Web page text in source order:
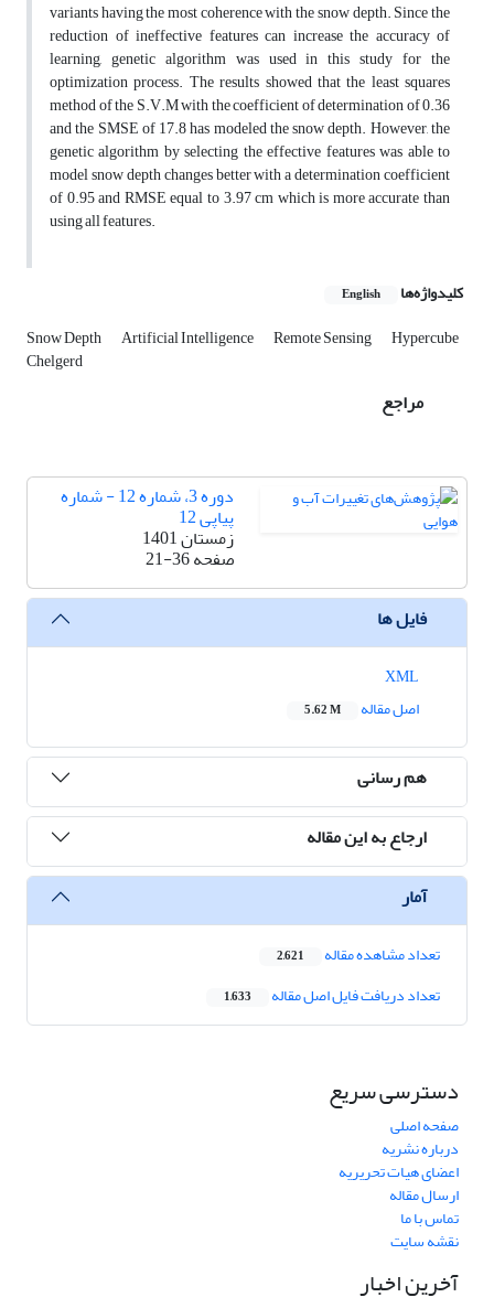
variants having the most coherence with the snow depth. Since the
reduction of ineffective features can increase the accuracy of
learning, genetic algorithm was used in this study for the
optimization process. The results showed that the least squares
method of the S.V.M with the coefficient of determination of 0.36
and the SMSE of 17.8 has modeled the snow depth. However, the
genetic algorithm by selecting the effective features was able to
model snow depth changes better with a determination coefficient
of 0.95 and RMSE equal to 3.97 cm which is more accurate than
using all features.
کلیدواژه‌ها English
Snow Depth Artificial Intelligence Remote Sensing Hypercube
Chelgerd
مراجع
دوره 3، شماره 12 - شماره
پیاپی 12
زمستان 1401
صفحه21-36
فایل ها
اصل مقاله
5.62 M
هم رسانی
ارجاع به این مقاله
آمار
تعداد مشاهده مقاله 2,621
تعداد دریافت فایل اصل مقاله 1,633
دسترسی سریع
صفحه اصلی
درباره نشریه
اعضای هیات تحریریه
ارسال مقاله
تماس با ما
نقشه سایت
آخرین اخبار